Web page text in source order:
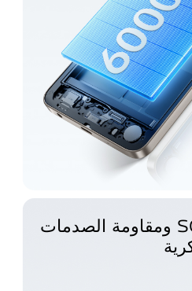
شهادة اعتماد SGS ومقاومة الصدمات